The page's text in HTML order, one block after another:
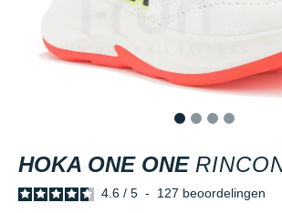
HOKA ONE ONE
4.6 / 5 - 127 beoordelingen